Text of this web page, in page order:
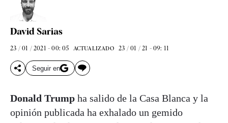
David Sarias
23 / 01 / 2021 - 00: 05 ACTUALIZADO 23 / 01 / 21 - 09: 11
Seguir en
Donald Trump ha salido de la Casa Blanca y la
opinión publicada ha exhalado un gemido